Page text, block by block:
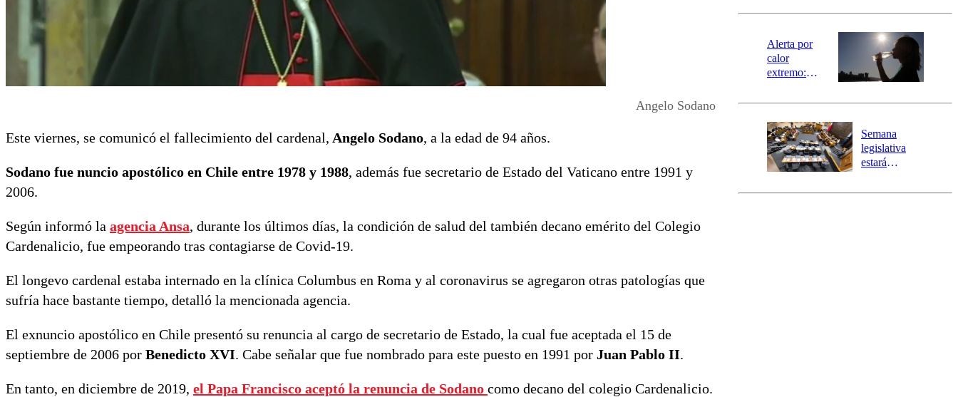
Angelo Sodano
Este viernes, se comunicó el fallecimiento del cardenal, Angelo Sodano, a la edad de 94 años.
Sodano fue nuncio apostólico en Chile entre 1978 y 1988, además fue secretario de Estado del Vaticano entre 1991 y
2006.
Según informó la agencia Ansa, durante los últimos días, la condición de salud del también decano emérito del Colegio
Cardenalicio, fue empeorando tras contagiarse de Covid-19.
El longevo cardenal estaba internado en la clínica Columbus en Roma y al coronavirus se agregaron otras patologías que
sufría hace bastante tiempo, detalló la mencionada agencia.
El exnuncio apostólico en Chile presentó su renuncia al cargo de secretario de Estado, la cual fue aceptada el 15 de
septiembre de 2006 por Benedicto XVI. Cabe señalar que fue nombrado para este puesto en 1991 por Juan Pablo II.
En tanto, en diciembre de 2019, el Papa Francisco aceptó la renuncia de Sodano como decano del colegio Cardenalicio.
revisa la
epicentro
Alerta por
calor
extremo:
activa Alerta
Preventiva en
tres comunas
Semana
legislativa
estará
el fin de la